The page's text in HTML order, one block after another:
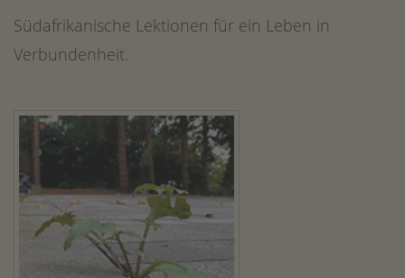
Südafrikanische Lektionen für ein Leben in
Verbundenheit.